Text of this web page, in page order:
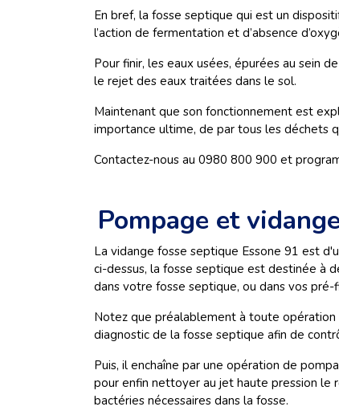
En bref, la fosse septique qui est un
l’action de fermentation et d’absence
Pour finir, les eaux usées, épurées au sein
le rejet des eaux traitées dans le sol.
Maintenant que son fonctionnement est
importance ultime, de par tous les déchets
Contactez-nous au 0980 800 900 et
Pompage et
La vidange fosse septique Essone 91 est
ci-dessus, la fosse septique est destinée à
dans votre fosse septique, ou dans vos
Notez que préalablement à toute opération
diagnostic de la fosse septique afin de
Puis, il enchaîne par une opération de
pour enfin nettoyer au jet haute pression le
bactéries nécessaires dans la fosse.